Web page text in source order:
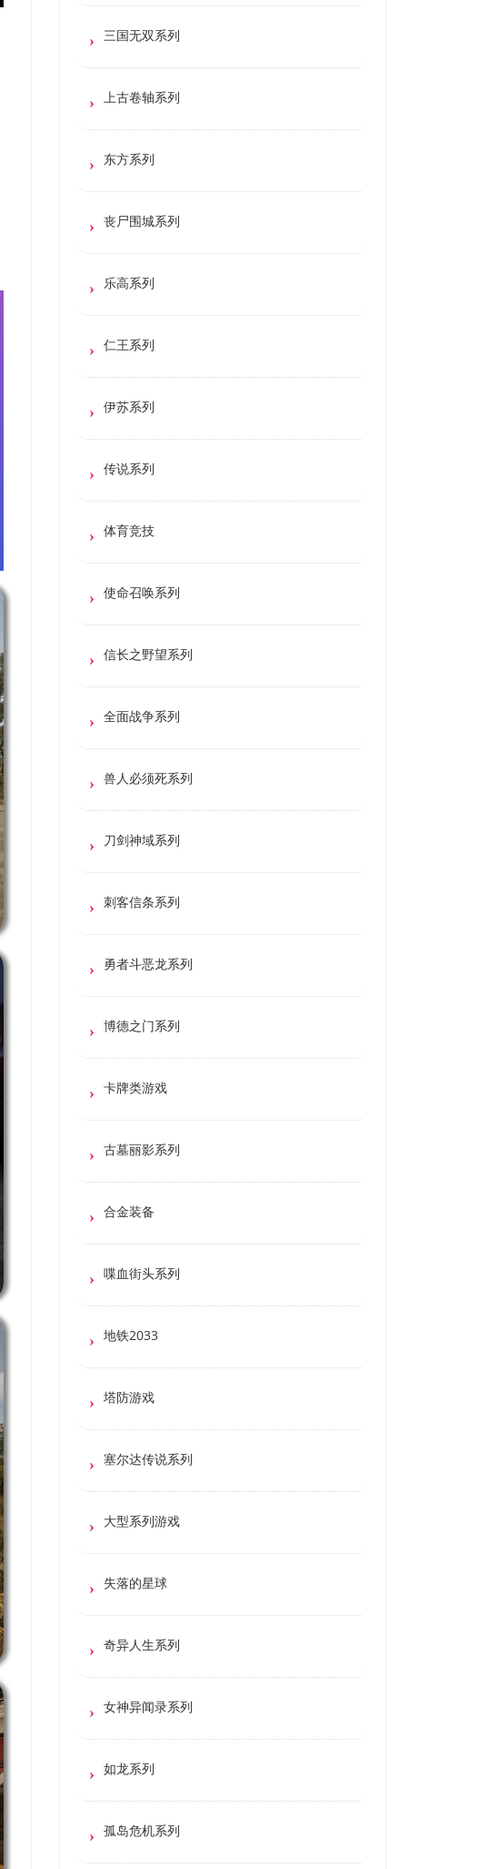
三国无双系列
上古卷轴系列
东方系列
丧尸围城系列
乐高系列
仁王系列
伊苏系列
传说系列
体育竞技
使命召唤系列
信长之野望系列
全面战争系列
兽人必须死系列
刀剑神域系列
刺客信条系列
勇者斗恶龙系列
博德之门系列
卡牌类游戏
古墓丽影系列
合金装备
喋血街头系列
地铁2033
塔防游戏
塞尔达传说系列
大型系列游戏
失落的星球
奇异人生系列
女神异闻录系列
如龙系列
孤岛危机系列